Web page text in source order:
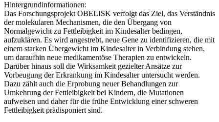
Hintergrundinformationen:
Das Forschungsprojekt OBELISK verfolgt das Ziel, das Verständnis
der molekularen Mechanismen, die den Übergang von
Normalgewicht zu Fettleibigkeit im Kindesalter bedingen,
aufzuklären. Es wird angestrebt, neue Gene zu identifizieren, die mit
einem starken Übergewicht im Kindesalter in Verbindung stehen,
um daraufhin neue medikamentöse Therapien zu entwickeln.
Darüber hinaus soll die Wirksamkeit gezielter Ansätze zur
Vorbeugung der Erkrankung im Kindesalter untersucht werden.
Dazu zählt auch die Erprobung neuer Behandlungen zur
Umkehrung der Fettleibigkeit bei Kindern, die Mutationen
aufweisen und daher für die frühe Entwicklung einer schweren
Fettleibigkeit prädisponiert sind.